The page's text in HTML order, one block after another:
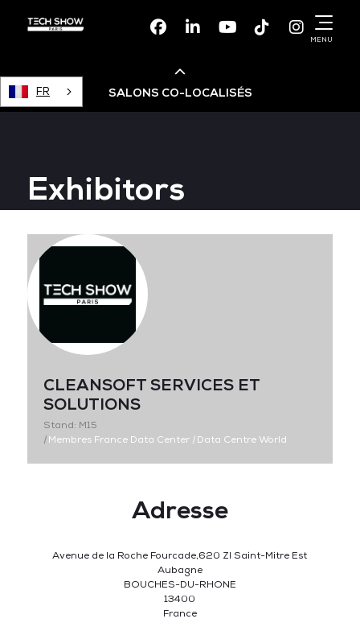
FacebookLinkedinYoutubeTikTok
MENU
FR SALONS CO-LOCALISÉS
Devops Live
Cloud & Cyber Security
Data & AI Leaders Summit
Data Centre World
Exhibitors
CLEANSOFT SERVICES ET
SOLUTIONS
Stand: M15
|Membres France Data Center |Data Centre World
Adresse
Avenue de la Roche Fourcade,620 Zl Saint-Mitre Est
Aubagne
BOUCHES-DU-RHONE
13400
France